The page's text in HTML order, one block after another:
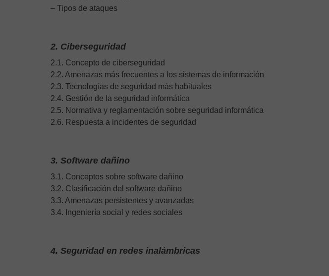
– Tipos de ataques
2. Ciberseguridad
2.1. Concepto de ciberseguridad
2.2. Amenazas más frecuentes a los sistemas de información
2.3. Tecnologías de seguridad más habituales
2.4. Gestión de la seguridad informática
2.5. Normativa y reglamentación sobre seguridad informática
2.6. Respuesta a incidentes de seguridad
3. Software dañino
3.1. Conceptos sobre software dañino
3.2. Clasificación del software dañino
3.3. Amenazas persistentes y avanzadas
3.4. Ingeniería social y redes sociales
4. Seguridad en redes inalámbricas